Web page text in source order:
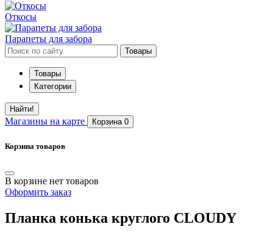
Откосы
Парапеты для забора
Товары
Товары
Категории
Найти!
Магазины на карте Корзина 0
Корзина товаров
В корзине нет товаров
Оформить заказ
Планка конька круглого CLOUDY